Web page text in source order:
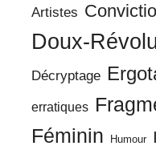
Artistes
Doux-
Décryptage
erratiques
Féminin Humour